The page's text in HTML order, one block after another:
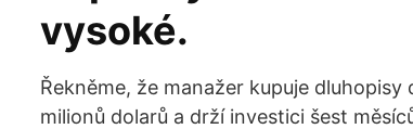
vysoké.
Řekněme, že manažer kupuje
milionů dolarů a drží investici šest